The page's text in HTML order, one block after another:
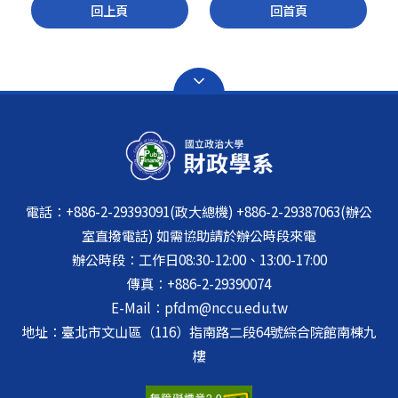
回上頁 回首頁
電話：+886-2-29393091(政大總機) +886-2-29387063(辦公
室直撥電話) 如需協助請於辦公時段來電
辦公時段：工作日08:30-12:00、13:00-17:00
傳真：+886-2-29390074
E-Mail：pfdm@nccu.edu.tw
地址：臺北市文山區（116）指南路二段64號綜合院館南棟九
樓